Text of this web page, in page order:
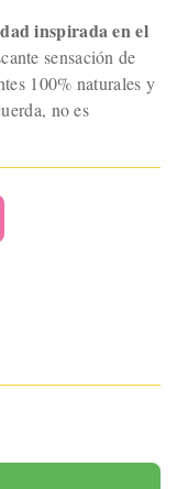
inspirada en el
sensación de
100% naturales y
no es